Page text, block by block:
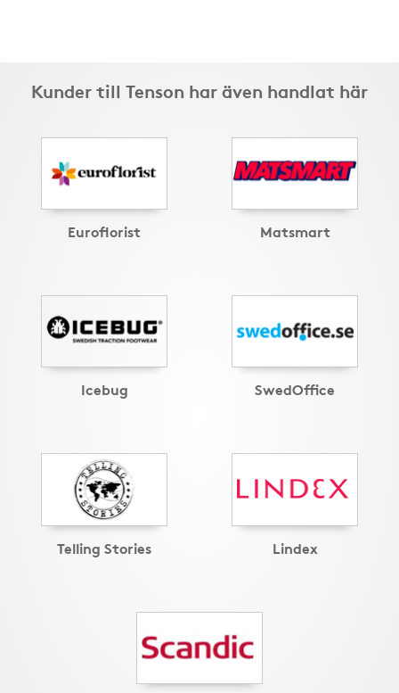
Kunder till Tenson har även handlat här
Euroflorist Matsmart
Icebug SwedOffice
Telling Stories Lindex